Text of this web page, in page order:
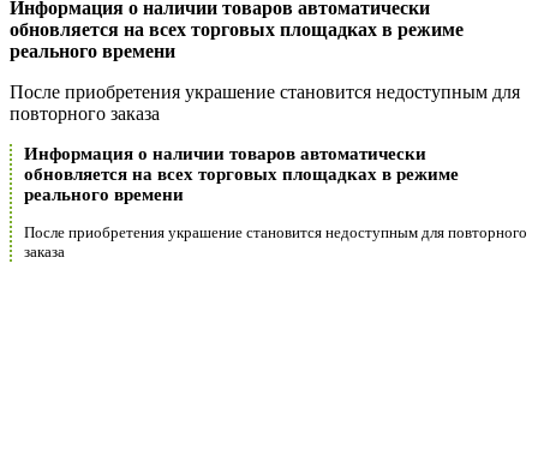
Информация о наличии товаров автоматически
обновляется на всех торговых площадках в режиме
реального времени
После приобретения украшение становится недоступным для
повторного заказа
Информация о наличии товаров автоматически
обновляется на всех торговых площадках в режиме
реального времени
После приобретения украшение становится недоступным для повторного
заказа